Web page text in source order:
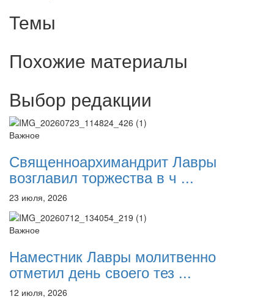
Темы
Похожие материалы
Выбор редакции
Важное
Священноархимандрит Лавры
возглавил торжества в ч ...
23 июля, 2026
Важное
Наместник Лавры молитвенно
отметил день своего тез ...
12 июля, 2026